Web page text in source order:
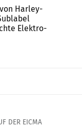
Harley-
Elektro-
DER EICMA